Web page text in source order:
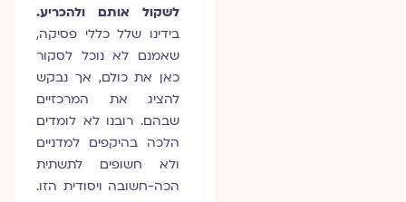
לשקול אותם ולהכריע.
בידינו שלל כללי פסיקה,
שאמנם לא נוכל לסקור
כאן את כולם, אך נבקש
להציג את המרכזיים
שבהם. רובנו לא לומדים
הלכה בהיקפים למדניים
ולא חשופים לתשתית
הכה-חשובה ויסודית הזו.